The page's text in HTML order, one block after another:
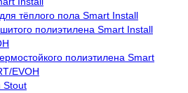
тёплого пола Smart Install
полиэтилена Smart Install
полиэтилена Smart
EVOH
Stout